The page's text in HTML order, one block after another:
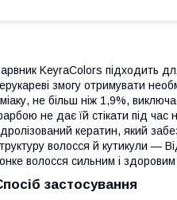
KeyraColors підходить
змогу отримувати
не більш ніж 1,9%,
не дає їй стікати під
кератин, який
волосся й кутикули —
волосся сильним і
застосування